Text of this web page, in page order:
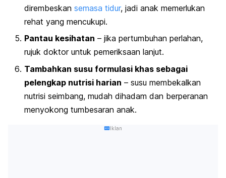
dirembeskan semasa tidur, jadi anak memerlukan
rehat yang mencukupi.
Pantau kesihatan – jika pertumbuhan perlahan,
rujuk doktor untuk pemeriksaan lanjut.
Tambahkan susu formulasi khas sebagai
pelengkap nutrisi harian – susu membekalkan
nutrisi seimbang, mudah dihadam dan berperanan
menyokong tumbesaran anak.
Iklan